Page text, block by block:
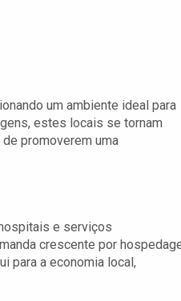
um ambiente ideal para
estes locais se tornam
promoverem uma
e serviços
crescente por
para a economia local,